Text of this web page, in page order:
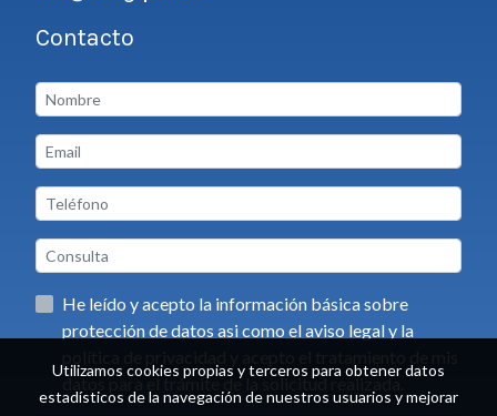
Contacto
He leído y acepto la información básica sobre
protección de datos asi como el aviso legal y la
datos para el trámite de la solicitud realizada.
Utilizamos cookies propias y terceros para obtener datos
estadísticos de la navegación de nuestros usuarios y mejorar